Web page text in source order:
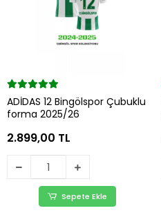
ADİDAS 12 Bingölspor Çubuklu
forma 2025/26
2.899,00 TL
Sepete Ekle